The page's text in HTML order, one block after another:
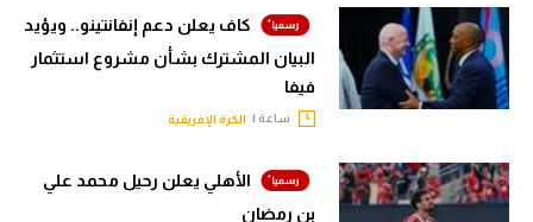
كاف يعلن دعم إنفانتينو.. ويؤيد
البيان المشترك بشأن مشروع استثمار
فيفا
ساعة | الكرة الإفريقية
الأهلي يعلن رحيل محمد علي
بن رمضان